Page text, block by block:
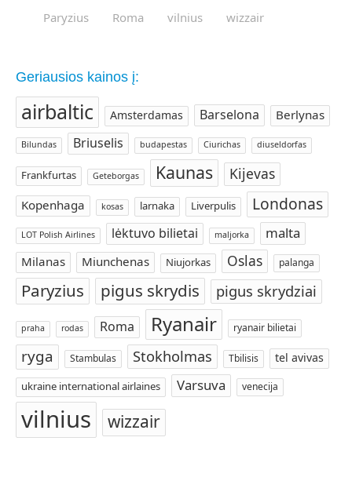
Paryzius
Roma vilnius wizzair
Geriausios kainos į:
airbaltic Amsterdamas Barselona Berlynas
Bilundas Briuselis budapestas Ciurichas diuseldorfas
Frankfurtas Geteborgas Kaunas Kijevas
Kopenhaga kosas larnaka Liverpulis Londonas
LOT Polish Airlines lėktuvo bilietai maljorka malta
Milanas Miunchenas Niujorkas Oslas palanga
Paryzius pigus skrydis pigus skrydziai
praha rodas Roma Ryanair ryanair bilietai
ryga Stambulas Stokholmas Tbilisis tel avivas
ukraine international airlaines Varsuva venecija
vilnius wizzair